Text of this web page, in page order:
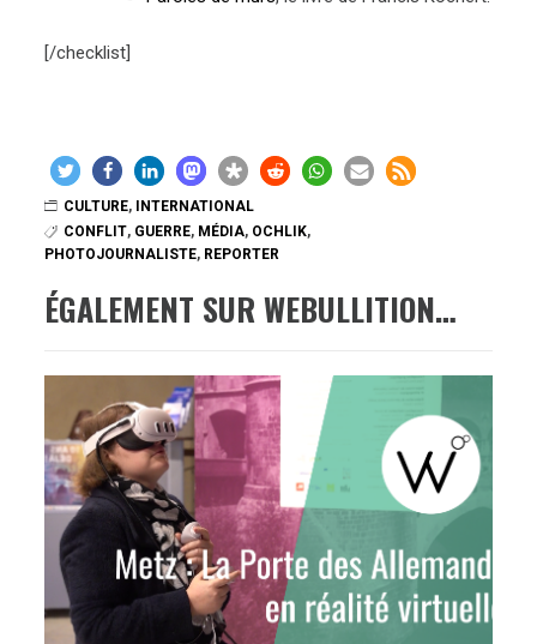
[/checklist]
CULTURE, INTERNATIONAL
CONFLIT, GUERRE, MÉDIA, OCHLIK,
PHOTOJOURNALISTE, REPORTER
ÉGALEMENT SUR WEBULLITION…